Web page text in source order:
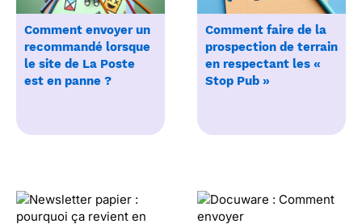
Comment envoyer un
recommandé lorsque
le site de La Poste
est en panne ?
Comment faire de la
prospection de terrain
en respectant les «
Stop Pub »